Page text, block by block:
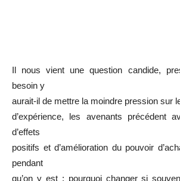
Il nous vient une question candide,
besoin y
aurait-il de mettre la moindre pression sur
d’expérience, les avenants précédent
d’effets
positifs et d’amélioration du pouvoir
pendant
qu’on y est : pourquoi changer si